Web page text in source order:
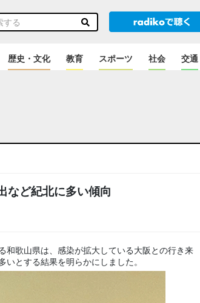
歴史・文化 教育 スポーツ 社会 交通
など紀北に多い傾向
和歌山県は、感染が拡大している大阪との行き来
とする結果を明らかにしました。